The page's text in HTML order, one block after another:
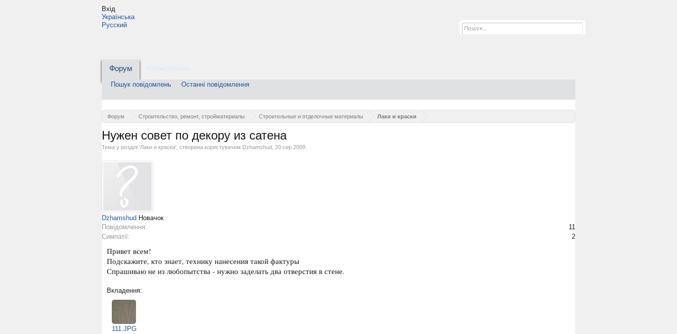
Вхід
Форум Строительство, ремонт, стройматериалы Строительные и отделочные материалы Лаки и краски
Нужен совет по декору из сатена
Тема у розділі 'Лаки и краски', створена користувачем Dzhamshud 20 сер 2009
Dzhamshud Новачок
Повідомлення:
11
Симпатії:
2
Привет всем!
Подскажите, кто знает, технику нанесения такой фактуры
Спрашиваю не из любопытства - нужно заделать два отверстия в стене.
Вкладення:
111.JPG
Українська
Русский
Форум
Пошук повідомлень Останні повідомлення